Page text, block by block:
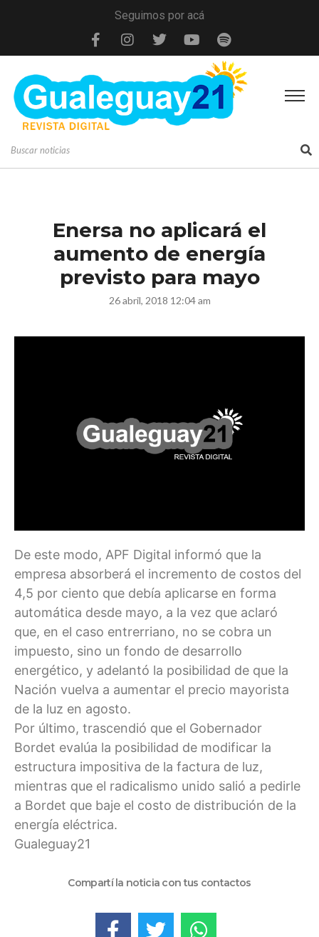
Seguimos por acá
Enersa no aplicará el
aumento de energía
previsto para mayo
26 abril, 2018 12:04 am
De este modo, APF Digital informó que la
empresa absorberá el incremento de costos del
4,5 por ciento que debía aplicarse en forma
automática desde mayo, a la vez que aclaró
que, en el caso entrerriano, no se cobra un
impuesto, sino un fondo de desarrollo
energético, y adelantó la posibilidad de que la
Nación vuelva a aumentar el precio mayorista
de la luz en agosto.
Por último, trascendió que el Gobernador
Bordet evalúa la posibilidad de modificar la
estructura impositiva de la factura de luz,
mientras que el radicalismo unido salió a pedirle
a Bordet que baje el costo de distribución de la
energía eléctrica.
Gualeguay21
Compartí la noticia con tus contactos